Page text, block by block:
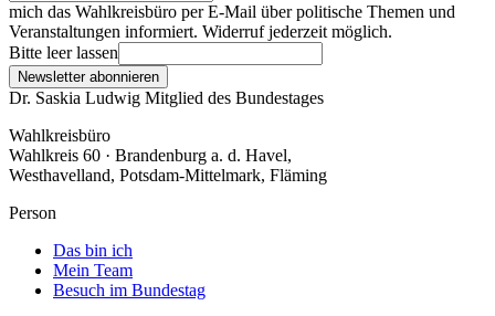
mich das Wahlkreisbüro per E-Mail über politische Themen und
Veranstaltungen informiert. Widerruf jederzeit möglich.
Bitte leer lassen
Newsletter abonnieren
Dr. Saskia Ludwig Mitglied des Bundestages
Wahlkreisbüro
Wahlkreis 60 · Brandenburg a. d. Havel,
Westhavelland, Potsdam-Mittelmark, Fläming
Person
Das bin ich
Mein Team
Besuch im Bundestag